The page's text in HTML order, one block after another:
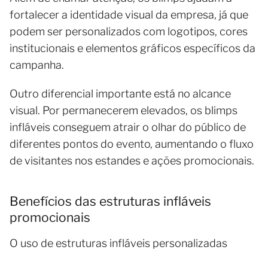
fortalecer a identidade visual da empresa, já que
podem ser personalizados com logotipos, cores
institucionais e elementos gráficos específicos da
campanha.
Outro diferencial importante está no alcance
visual. Por permanecerem elevados, os blimps
infláveis conseguem atrair o olhar do público de
diferentes pontos do evento, aumentando o fluxo
de visitantes nos estandes e ações promocionais.
Benefícios das estruturas infláveis
promocionais
O uso de estruturas infláveis personalizadas